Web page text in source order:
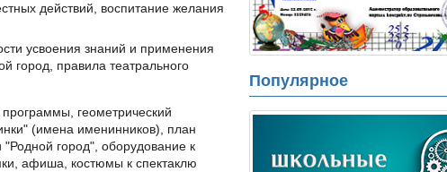
действий, воспитание желания
усвоения знаний и применения
город, правила театрального
геометрический
(имена именинников), план
город", оборудование к
афиша, костюмы к спектаклю
Популярное